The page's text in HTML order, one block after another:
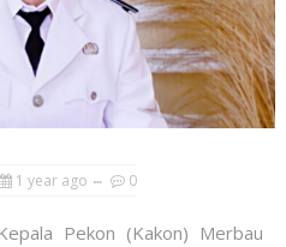
1 year ago 0
Pekon (Kakon) Merbau